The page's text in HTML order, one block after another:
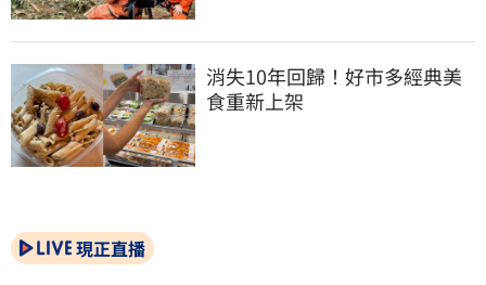
消失10年回歸！好市多經典美
食重新上架
現正直播